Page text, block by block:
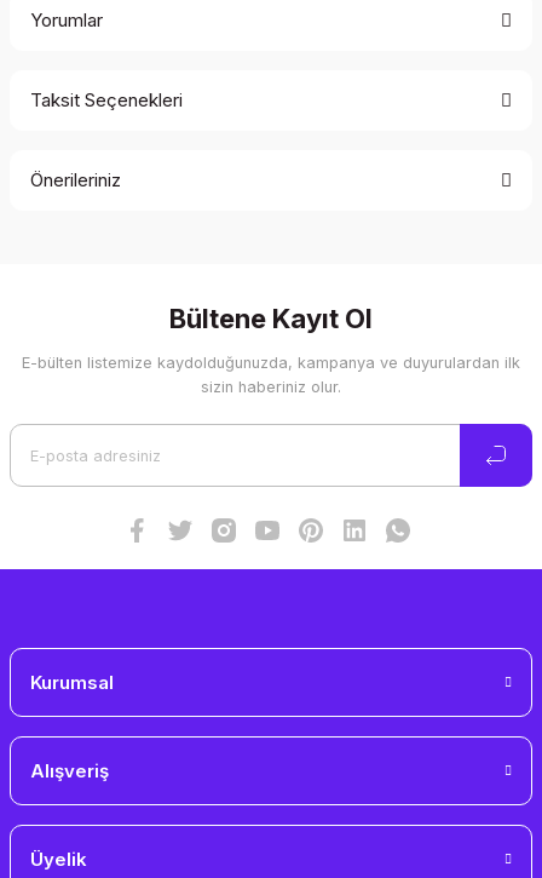
Yorumlar
Taksit Seçenekleri
Önerileriniz
Görüş ve önerileriniz için teşekkür ederiz.
Ürün resmi kalitesiz, bozuk veya görüntülenemiyor.
Bültene Kayıt Ol
E-bülten listemize kaydolduğunuzda, kampanya ve duyurulardan ilk
sizin haberiniz olur.
Kurumsal
Alışveriş
Üyelik